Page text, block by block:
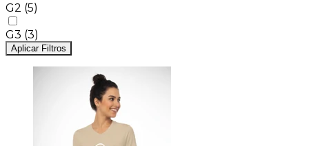
G2 (5)
G3 (3)
Aplicar Filtros